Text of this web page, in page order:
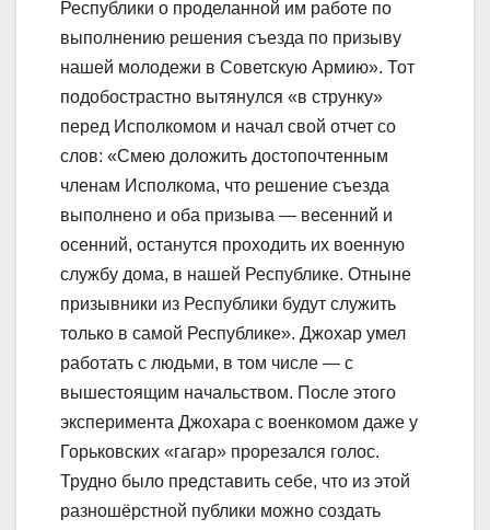
Республики о проделанной им работе по
выполнению решения съезда по призыву
нашей молодежи в Советскую Армию». Тот
подобострастно вытянулся «в струнку»
перед Исполкомом и начал свой отчет со
слов: «Смею доложить достопочтенным
членам Исполкома, что решение съезда
выполнено и оба призыва — весенний и
осенний, останутся проходить их военную
службу дома, в нашей Республике. Отныне
призывники из Республики будут служить
только в самой Республике». Джохар умел
работать с людьми, в том числе — с
вышестоящим начальством. После этого
эксперимента Джохара с военкомом даже у
Горьковских «гагар» прорезался голос.
Трудно было представить себе, что из этой
разношёрстной публики можно создать